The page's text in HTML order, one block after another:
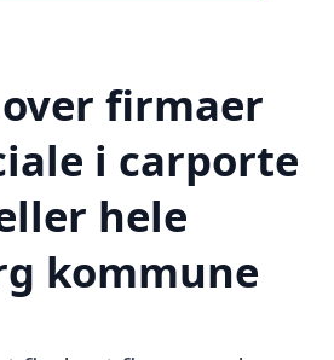
firmaer
i carporte
hele
kommune